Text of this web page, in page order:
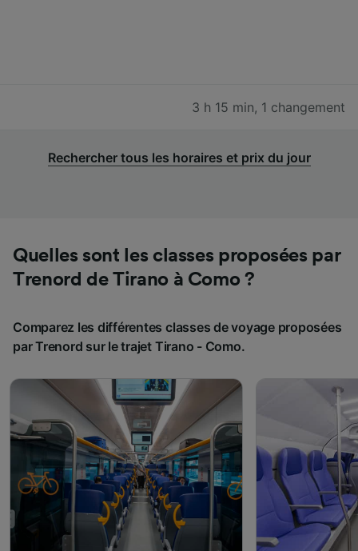
3 h 15 min, 1 changement
Rechercher tous les horaires et prix du jour
Quelles sont les classes proposées par
Trenord de Tirano à Como ?
Comparez les différentes classes de voyage proposées
par Trenord sur le trajet Tirano - Como.